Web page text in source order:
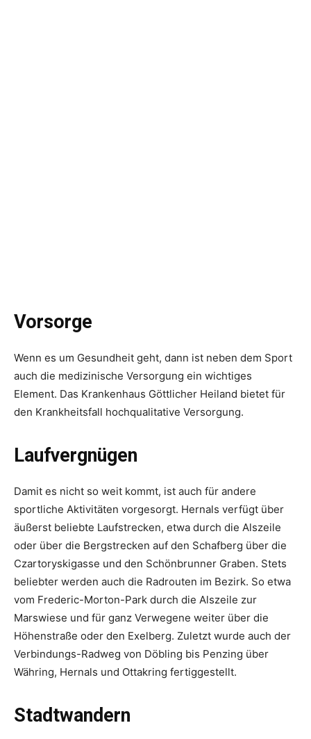
Vorsorge
Wenn es um Gesundheit geht, dann ist neben dem Sport
auch die medizinische Versorgung ein wichtiges
Element. Das Krankenhaus Göttlicher Heiland bietet für
den Krankheitsfall hochqualitative Versorgung.
Laufvergnügen
Damit es nicht so weit kommt, ist auch für andere
sportliche Aktivitäten vorgesorgt. Hernals verfügt über
äußerst beliebte Laufstrecken, etwa durch die Alszeile
oder über die Bergstrecken auf den Schafberg über die
Czartoryskigasse und den Schönbrunner Graben. Stets
beliebter werden auch die Radrouten im Bezirk. So etwa
vom Frederic-Morton-Park durch die Alszeile zur
Marswiese und für ganz Verwegene weiter über die
Höhenstraße oder den Exelberg. Zuletzt wurde auch der
Verbindungs-Radweg von Döbling bis Penzing über
Währing, Hernals und Ottakring fertiggestellt.
Stadtwandern